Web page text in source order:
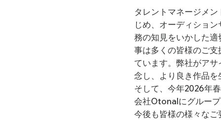
はワイド番組のパーソナ
縄文型ビジネスイノベー
書」に選出された。所属
める当代一の美声ナレー
レッスン」出版。NHKド
躍中。2022年語学・カル
出しレッスン」（アルク
代表の長倉が育てたメデ
著書出版、講演会など文
ションの指導演出を担当
タレントマネージメ
じめ、オーディショ
務の知見をいかした
事は多くの皆様のご
ています。弊社がア
念し、より良き作品を
そして、今年2026年
会社Otonalにグループ
今後も皆様の様々な